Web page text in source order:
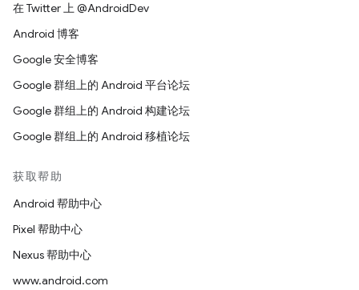
在 Twitter 上 @AndroidDev
Android 博客
Google 安全博客
Google 群组上的 Android 平台论坛
Google 群组上的 Android 构建论坛
Google 群组上的 Android 移植论坛
获取帮助
Android 帮助中心
Pixel 帮助中心
Nexus 帮助中心
www.android.com